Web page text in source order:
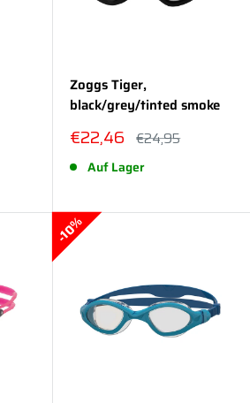
Zoggs Tiger,
black/grey/tinted smoke
Sonderpreis
€22,46 Normalpreis
€24,95
Auf Lager
10%